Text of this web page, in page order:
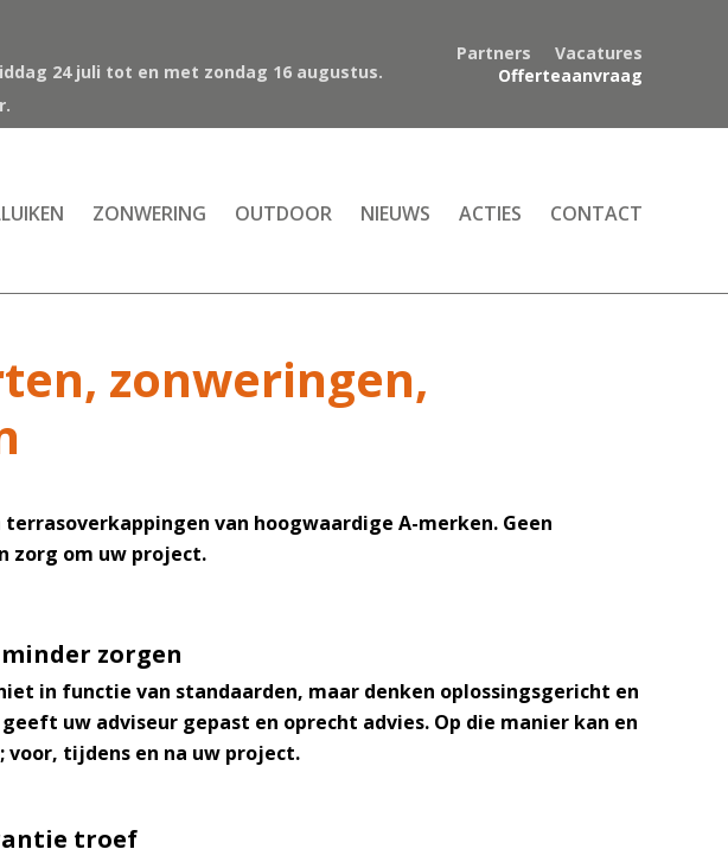
24 juli tot en met zondag 16 augustus.
Partners
Vacatures
Offerteaanvraag
ZONWERING OUTDOOR NIEUWS ACTIES CONTACT
zonweringen,
van hoogwaardige A-merken. Geen
zorg om uw project.
zorgen
in functie van standaarden, maar denken oplossingsgericht en
uw adviseur gepast en oprecht advies. Op die manier kan en
tijdens en na uw project.
troef